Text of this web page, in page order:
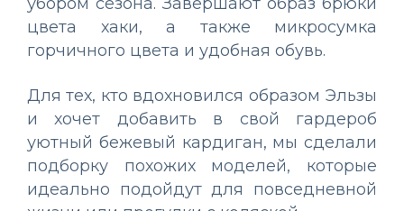
цвета хаки, а также микросумка
горчичного цвета и удобная обувь.
Для тех, кто вдохновился образом Эльзы
и хочет добавить в свой гардероб
уютный бежевый кардиган, мы сделали
подборку похожих моделей, которые
идеально подойдут для повседневной